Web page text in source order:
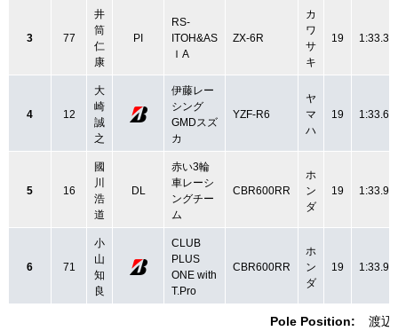
Pole Position:
渡辺
3 77
井
筒
仁
康
PI
RS-
ITOH&AS
ＩA
ZX-6R
カ
ワ
サ
キ
19
4 12
大
崎
誠
之
伊藤レー
シング
GMDスズ
カ
YZF-R6
ヤ
マ
ハ
19
5 16
國
川
浩
道
DL
赤い3輪
車レーシ
ングチー
ム
CBR600RR
ホ
ン
ダ
19
6 71
小
山
知
良
CLUB
PLUS
ONE with
T.Pro
CBR600RR
ホ
ン
ダ
19